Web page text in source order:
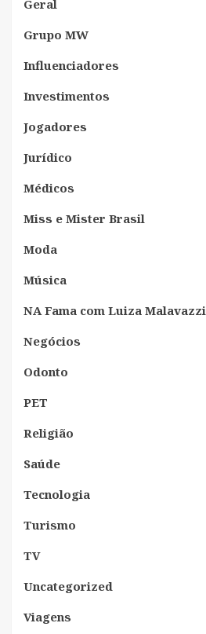
Geral
Grupo MW
Influenciadores
Investimentos
Jogadores
Jurídico
Médicos
Miss e Mister Brasil
Moda
Música
NA Fama com Luiza Malavazzi
Negócios
Odonto
PET
Religião
Saúde
Tecnologia
Turismo
TV
Uncategorized
Viagens